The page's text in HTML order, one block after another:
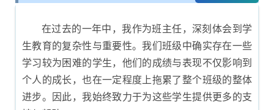
在过去的一年中，我作为班主任，深刻体会到学
生教育的复杂性与重要性。我们班级中确实存在一些
学习较为困难的学生，他们的成绩与表现不仅影响到
个人的成长，也在一定程度上拖累了整个班级的整体
进步。因此，我始终致力于为这些学生提供更多的支